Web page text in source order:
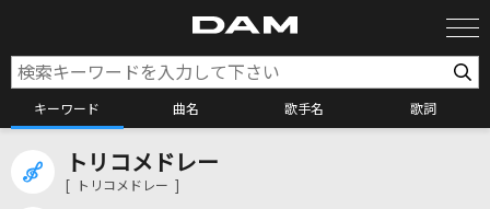
キーワード 曲名 歌手名 歌詞
カラオケ検索
トリコメドレー
[ トリコメドレー ]